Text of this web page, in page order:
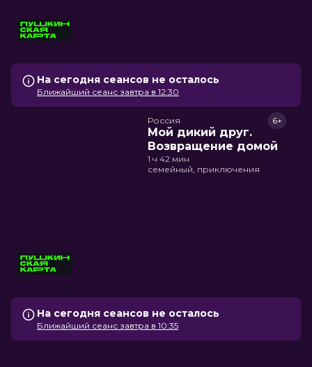
На сегодня сеансов не осталось
Ближайший сеанс завтра в 12:30
Россия
Мой дикий друг.
Возвращение домой
6+
1 ч 42 мин
семейный, приключения
На сегодня сеансов не осталось
Ближайший сеанс завтра в 10:35